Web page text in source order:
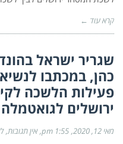
קרא עוד ←
שגריר ישראל
כהן, במכתבו
פעילות הלשכה
ירושלים לגואטמלה
מאי 12, 2020 1:55 pm אין תגובות